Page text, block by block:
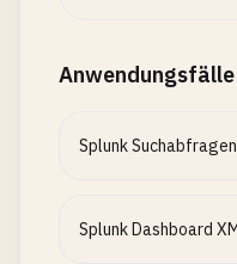
Anwendungsfälle
Splunk Suchabfragen
Splunk Dashboard